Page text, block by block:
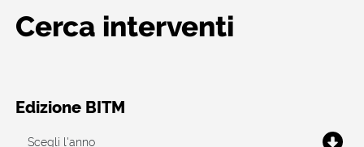
Cerca interventi
Edizione BITM